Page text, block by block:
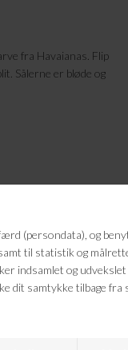
fra Havaianas. Flip
Sålerne er bløde og